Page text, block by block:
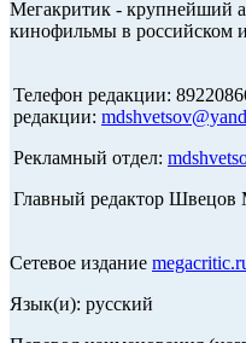
Мегакритик - крупнейший
кинофильмы в российском
Телефон редакции:
редакции:
Рекламный отдел:
Главный редактор
Сетевое издание
Язык(и): русский